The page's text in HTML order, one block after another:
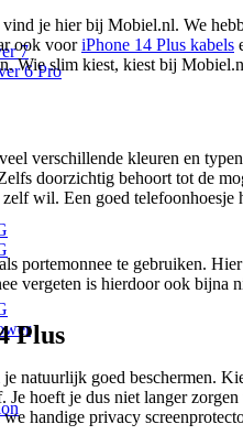
7
6 Pro
vind je hier bij Mobiel.nl. We
ook vooriPhone 14 Plus kabels
Wie slim kiest, kiest bij
verschillende kleuren en
doorzichtig behoort tot de
wil. Een goed
portemonnee te gebruiken.
vergeten is hierdoor ook bijna
Plus
natuurlijk goed beschermen.
Je hoeft je dus niet langer
handige privacy